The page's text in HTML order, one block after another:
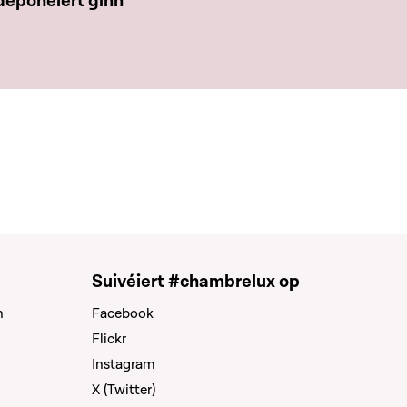
Suivéiert #chambrelux op
Facebook
Flickr
Instagram
X (Twitter)